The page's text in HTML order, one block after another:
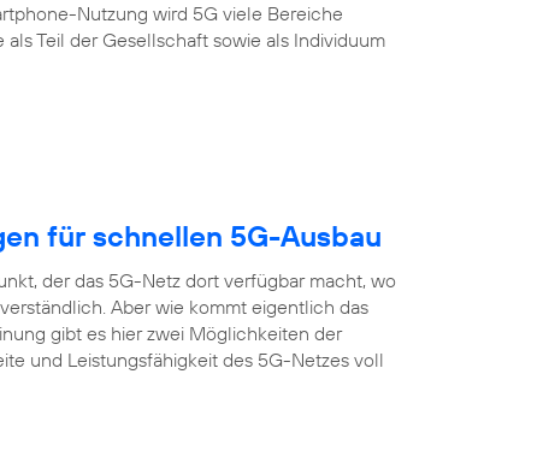
Nutzung wird 5G viele Bereiche
Teil der Gesellschaft sowie als Individuum
für schnellen 5G-Ausbau
der das 5G-Netz dort verfügbar macht, wo
Aber wie kommt eigentlich das
gibt es hier zwei Möglichkeiten der
und Leistungsfähigkeit des 5G-Netzes voll